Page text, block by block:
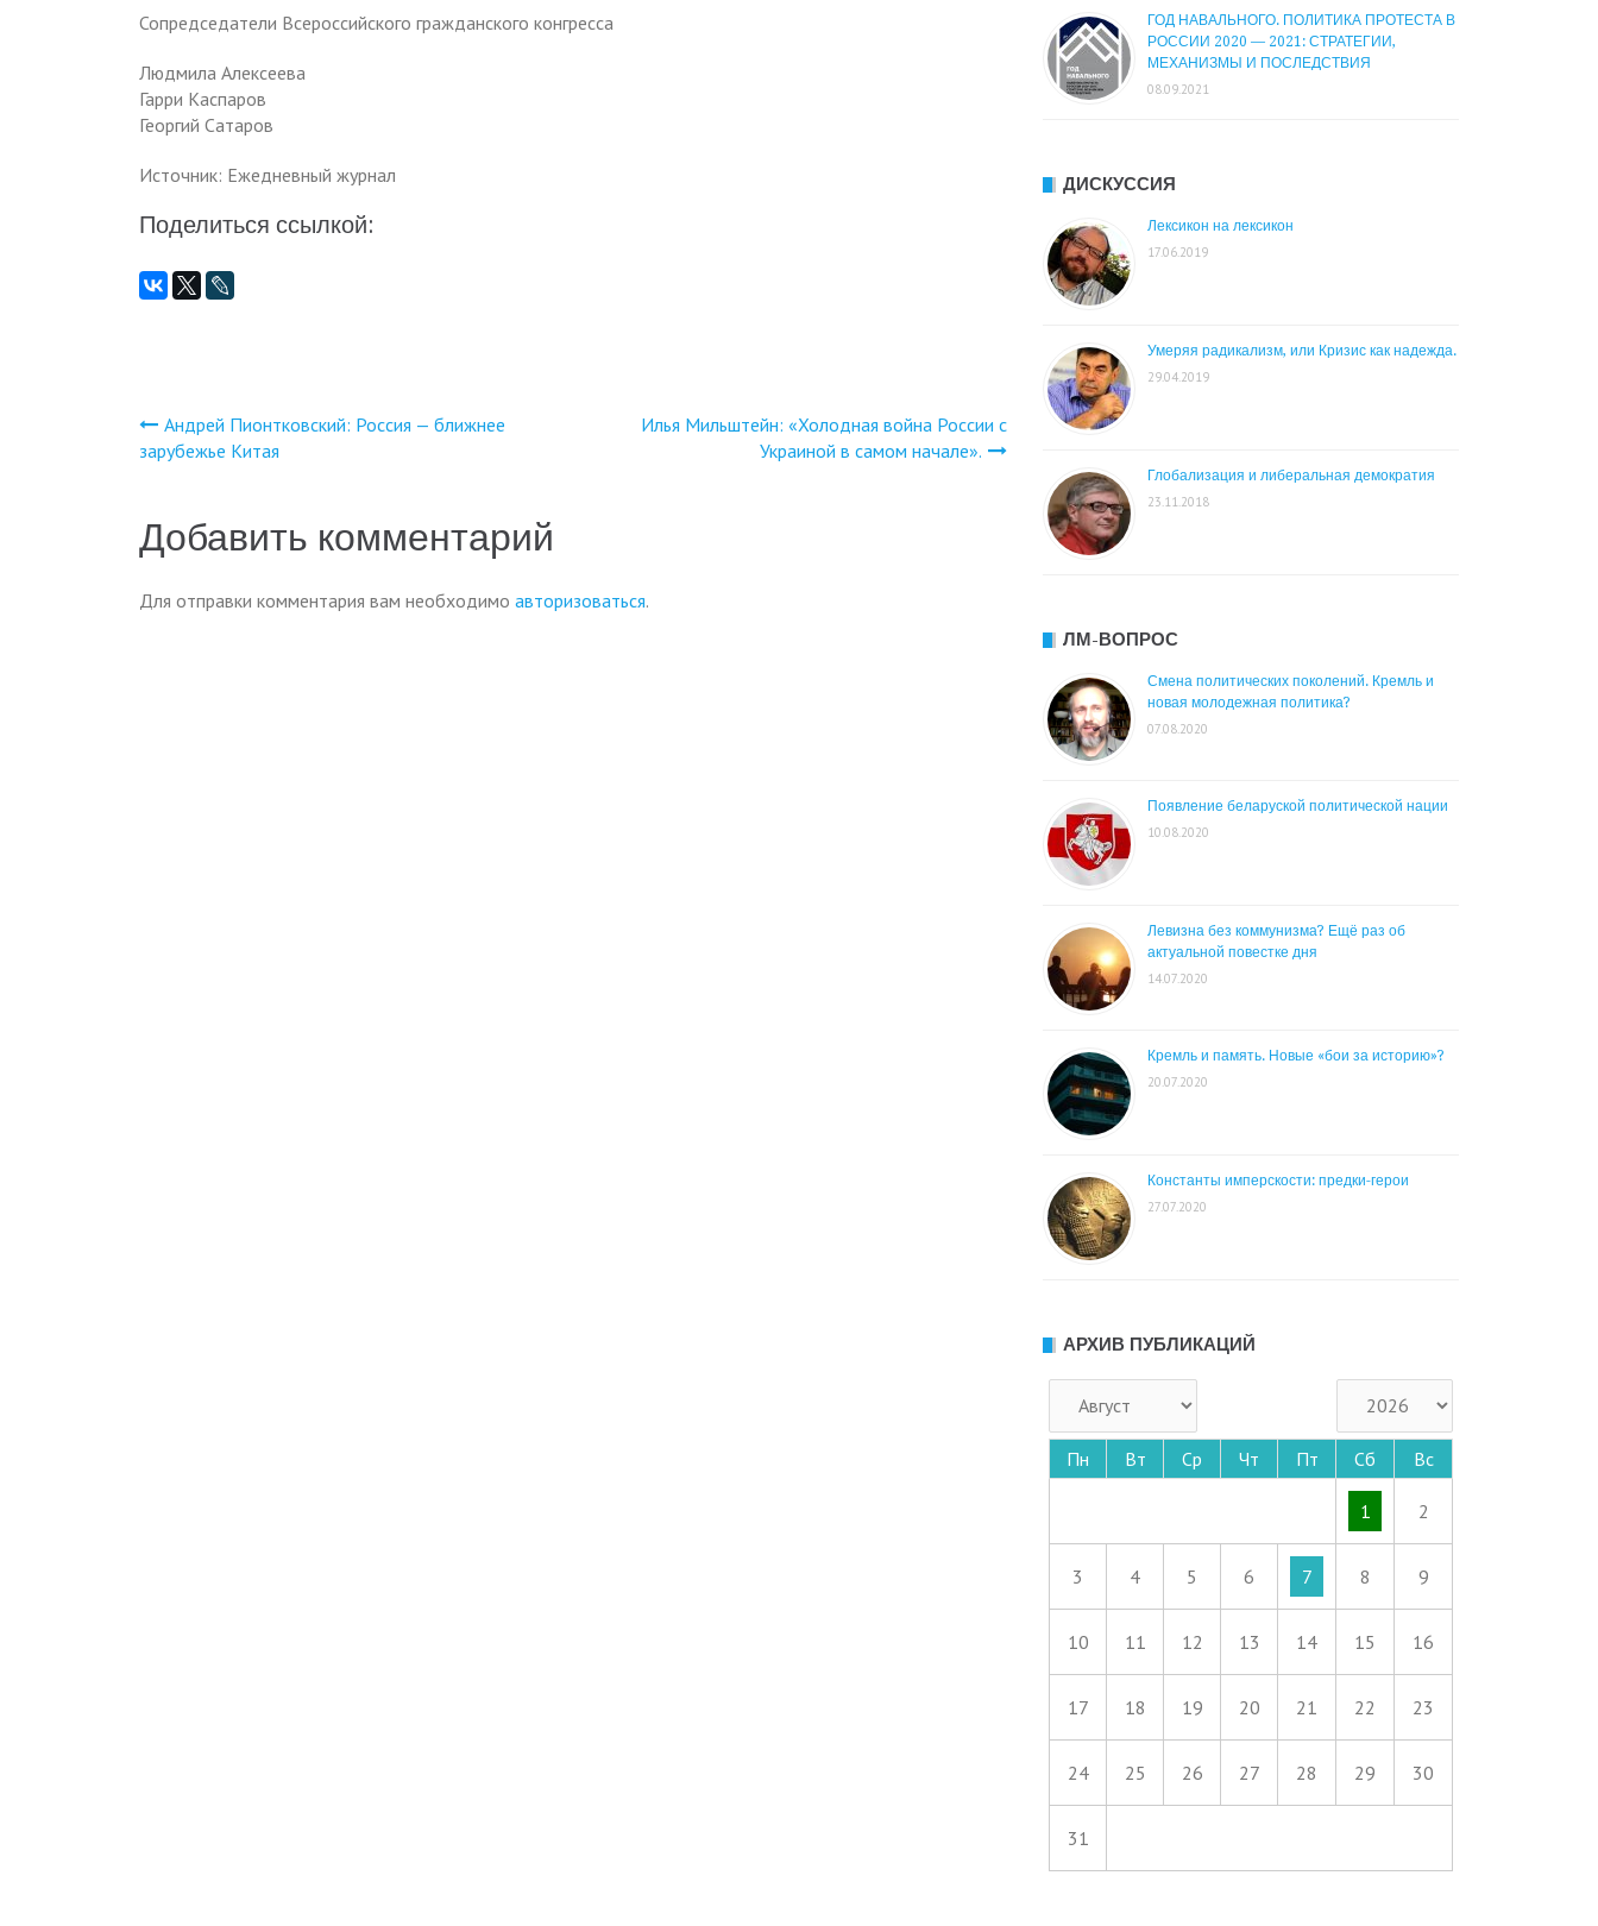
Сопредседатели Всероссийского гражданского конгресса
Людмила Алексеева
Гарри Каспаров
Георгий Сатаров
Источник: Ежедневный журнал
Поделиться ссылкой:
Навигация
записям
Андрей Пионтковский: Россия — ближнее
зарубежье Китая
Илья Мильштейн: «Холодная война России с
Украиной в самом начале».
Добавить комментарий
Для отправки комментария вам необходимо авторизоваться.
ГОД НАВАЛЬНОГО. ПОЛИТИКА ПРОТЕСТА В
РОССИИ 2020 — 2021: СТРАТЕГИИ,
МЕХАНИЗМЫ И ПОСЛЕДСТВИЯ
08.09.2021
ДИСКУССИЯ
Лексикон на лексикон
17.06.2019
Умеряя радикализм, или Кризис как надежда.
29.04.2019
Глобализация и либеральная демократия
23.11.2018
ЛМ-ВОПРОС
Смена политических поколений. Кремль и
новая молодежная политика?
07.08.2020
Появление беларуской политической нации
10.08.2020
Левизна без коммунизма? Ещё раз об
актуальной повестке дня
14.07.2020
Кремль и память. Новые «бои за историю»?
20.07.2020
Константы имперскости: предки-герои
27.07.2020
АРХИВ ПУБЛИКАЦИЙ
Пн Вт Ср Чт Пт Сб Вс
1 2
3 4 5 6 7 8 9
10 11 12 13 14 15 16
17 18 19 20 21 22 23
24 25 26 27 28 29 30
31